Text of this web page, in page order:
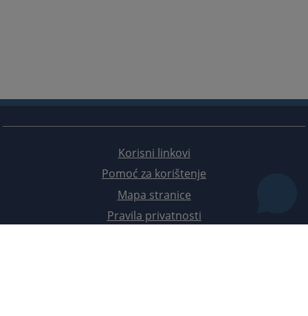
Korisni linkovi
Pomoć za korištenje
Mapa stranice
Pravila privatnosti